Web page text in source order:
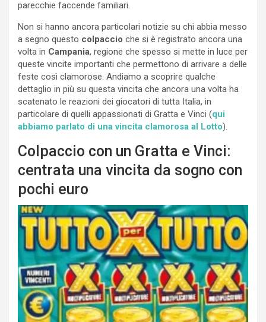
parecchie faccende familiari.
Non si hanno ancora particolari notizie su chi abbia messo
a segno questo colpaccio che si è registrato ancora una
volta in Campania, regione che spesso si mette in luce per
queste vincite importanti che permettono di arrivare a delle
feste così clamorose. Andiamo a scoprire qualche
dettaglio in più su questa vincita che ancora una volta ha
scatenato le reazioni dei giocatori di tutta Italia, in
particolare di quelli appassionati di Gratta e Vinci (qui
abbiamo parlato di una vincita clamorosa al Lotto).
Colpaccio con un Gratta e Vinci:
centrata una vincita da sogno con
pochi euro